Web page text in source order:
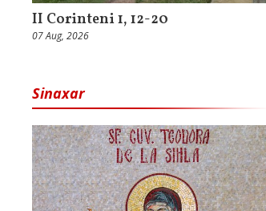
II Corinteni 1, 12-20
07 Aug, 2026
Sinaxar